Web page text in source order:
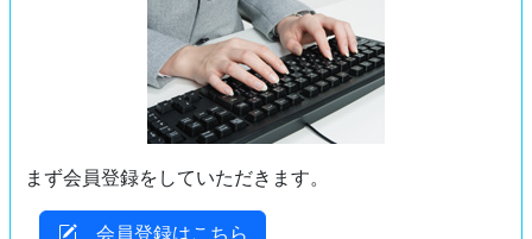
まず会員登録をしていただきます。
会員登録はこちら